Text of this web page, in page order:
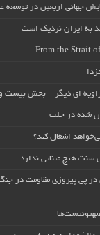
جهانی اربعین در توسعه
به ایران نزدیک است
From the Strait
زاویه ای دیگر – بخش
شده در حلب
اشغال کند؟
سنت هیچ مبنایی ندارد
در پی پیروزی مقاومت در